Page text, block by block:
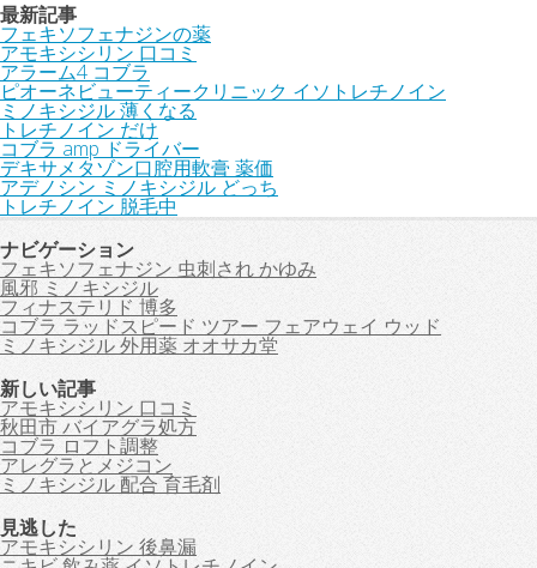
最新記事
フェキソフェナジンの薬
アモキシシリン 口コミ
アラーム4 コブラ
ピオーネビューティークリニック イソトレチノイン
ミノキシジル 薄くなる
トレチノイン だけ
コブラ amp ドライバー
デキサメタゾン口腔用軟膏 薬価
アデノシン ミノキシジル どっち
トレチノイン 脱毛中
ナビゲーション
フェキソフェナジン 虫刺され かゆみ
風邪 ミノキシジル
フィナステリド 博多
コブラ ラッドスピード ツアー フェアウェイ ウッド
ミノキシジル 外用薬 オオサカ堂
新しい記事
アモキシシリン 口コミ
秋田市 バイアグラ処方
コブラ ロフト調整
アレグラとメジコン
ミノキシジル 配合 育毛剤
見逃した
アモキシシリン 後鼻漏